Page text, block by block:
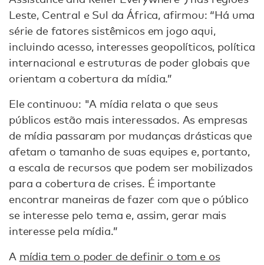
Leste, Central e Sul da África, afirmou: “Há uma
série de fatores sistêmicos em jogo aqui,
incluindo acesso, interesses geopolíticos, política
internacional e estruturas de poder globais que
orientam a cobertura da mídia.”
Ele continuou: "A mídia relata o que seus
públicos estão mais interessados. As empresas
de mídia passaram por mudanças drásticas que
afetam o tamanho de suas equipes e, portanto,
a escala de recursos que podem ser mobilizados
para a cobertura de crises. É importante
encontrar maneiras de fazer com que o público
se interesse pelo tema e, assim, gerar mais
interesse pela mídia.”
A mídia tem o poder de definir o tom e os